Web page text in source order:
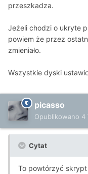
przeszkadza.
Jeżeli chodzi o ukryte
powiem że przez
zmieniało.
Wszystkie dyski
picasso
Opublikowano 4
Cytat
To powtórzyć skrypt